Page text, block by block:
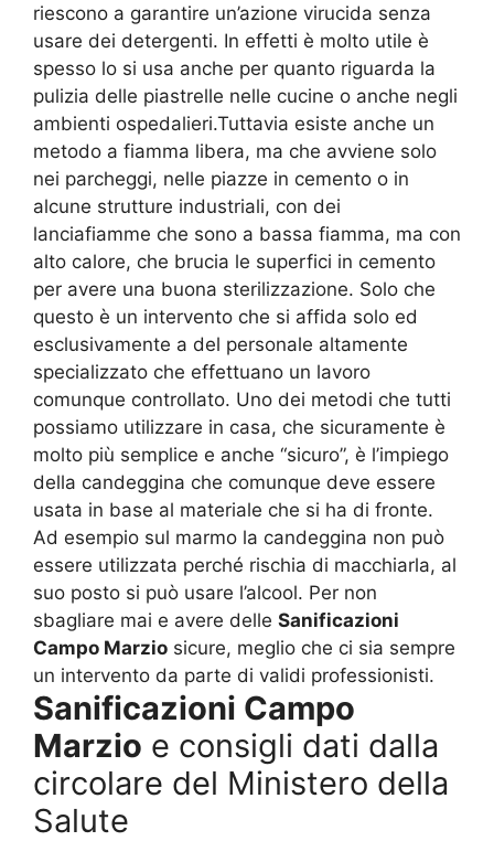
riescono a garantire un’azione virucida senza
usare dei detergenti. In effetti è molto utile è
spesso lo si usa anche per quanto riguarda la
pulizia delle piastrelle nelle cucine o anche negli
ambienti ospedalieri.Tuttavia esiste anche un
metodo a fiamma libera, ma che avviene solo
nei parcheggi, nelle piazze in cemento o in
alcune strutture industriali, con dei
lanciafiamme che sono a bassa fiamma, ma con
alto calore, che brucia le superfici in cemento
per avere una buona sterilizzazione. Solo che
questo è un intervento che si affida solo ed
esclusivamente a del personale altamente
specializzato che effettuano un lavoro
comunque controllato. Uno dei metodi che tutti
possiamo utilizzare in casa, che sicuramente è
molto più semplice e anche “sicuro”, è l’impiego
della candeggina che comunque deve essere
usata in base al materiale che si ha di fronte.
Ad esempio sul marmo la candeggina non può
essere utilizzata perché rischia di macchiarla, al
suo posto si può usare l’alcool. Per non
sbagliare mai e avere delle Sanificazioni
Campo Marzio sicure, meglio che ci sia sempre
un intervento da parte di validi professionisti.
Sanificazioni Campo
Marzio e consigli dati dalla
circolare del Ministero della
Salute